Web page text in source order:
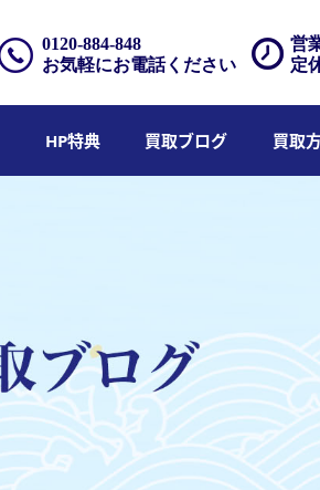
営
定
0120-884-848
お気軽にお電話ください
HP特典 買取ブログ 買取